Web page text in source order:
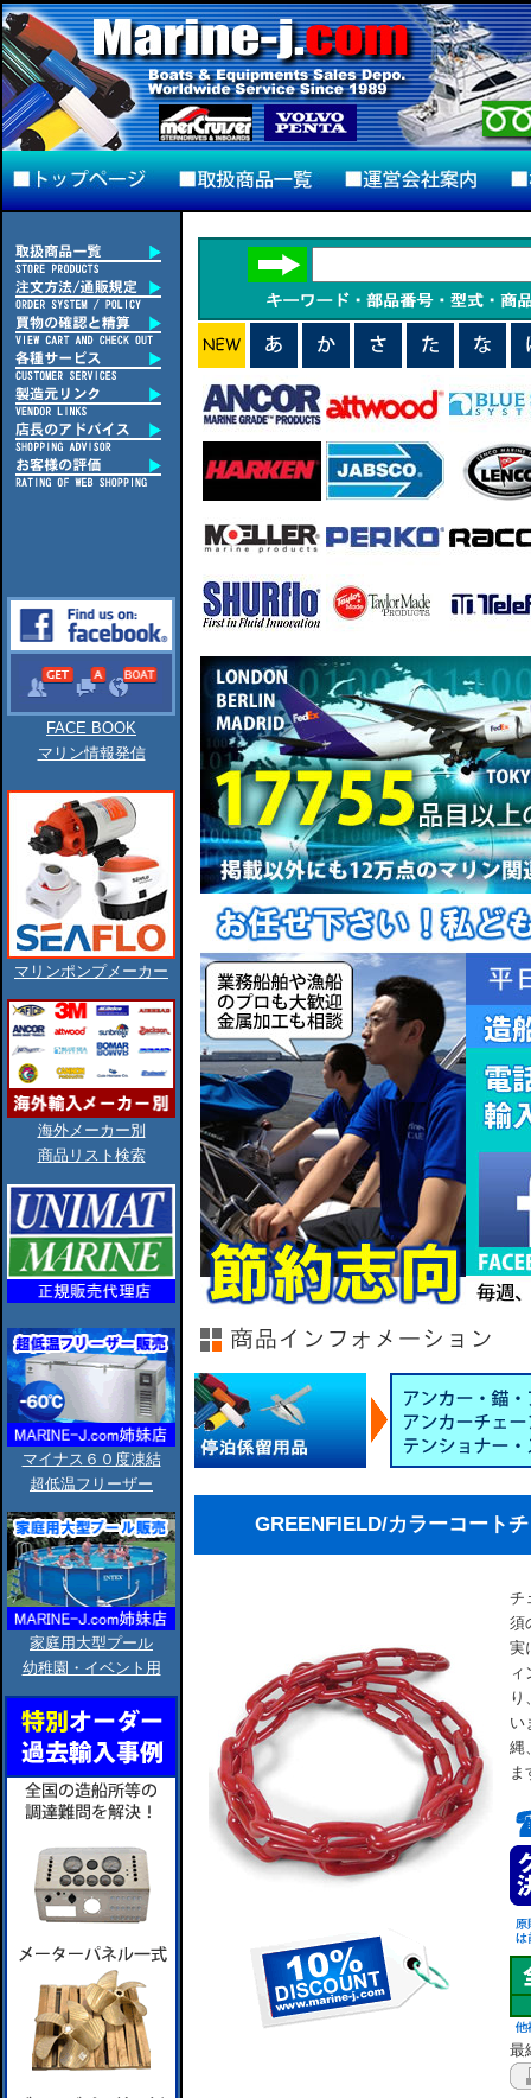
FACE BOOK
マリン情報発信
マリンポンプメーカー
海外メーカー別
商品リスト検索
マイナス６０度凍結
超低温フリーザー
家庭用大型プール
幼稚園・イベント用
GREENFIELD/カラーコート
チ
須
実
り
い
縄
ま
最